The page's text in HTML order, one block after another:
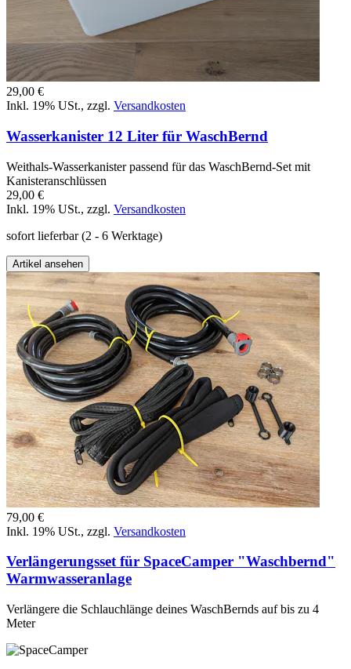
29,00 €
Inkl. 19% USt., zzgl. Versandkosten
Wasserkanister 12 Liter für WaschBernd
Weithals-Wasserkanister passend für das WaschBernd-Set mit
Kanisteranschlüssen
29,00 €
Inkl. 19% USt., zzgl. Versandkosten
sofort lieferbar(2 - 6 Werktage)
Artikel ansehen
79,00 €
Inkl. 19% USt., zzgl. Versandkosten
Verlängerungsset für SpaceCamper "Waschbernd"
Warmwasseranlage
Verlängere die Schlauchlänge deines WaschBernds auf bis zu 4
Meter